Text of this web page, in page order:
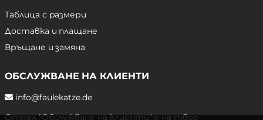
Таблица с размери
Доставка и плащане
Връщане и замяна
ОБСЛУЖВАНЕ НА КЛИЕНТИ
info@faulekatze.de
Отдел "Обслужване на клиенти" е на твое